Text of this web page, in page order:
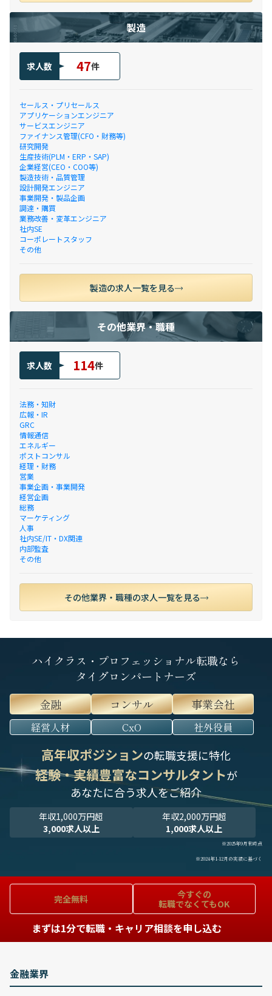
製造
求人数 47件
セールス・プリセールス
アプリケーションエンジニア
サービスエンジニア
ファイナンス管理(CFO・財務等)
研究開発
生産技術(PLM・ERP・SAP)
企業経営(CEO・COO等)
製造技術・品質管理
設計開発エンジニア
事業開発・製品企画
調達・購買
業務改善・変革エンジニア
社内SE
コーポレートスタッフ
その他
製造の求人一覧を見る
その他業界・職種
求人数 114件
法務・知財
広報・IR
GRC
情報通信
エネルギー
ポストコンサル
経理・財務
営業
事業企画・事業開発
経営企画
総務
マーケティング
人事
社内SE/IT・DX関連
内部監査
その他
その他業界・職種の求人一覧を見る
ハイクラス・プロフェッショナル転職なら
タイグロンパートナーズ
金融
コンサル 事業会社
経営人材 CxO 社外役員
高年収ポジションの転職支援に特化
経験・実績豊富なコンサルタントが
あなたに合う求人をご紹介
年収1,000万円超
3,000求人以上
年収2,000万円超
1,000求人以上
※2025年9月末時点
※2024年1-12月の実績に基づく
完全無料
今すぐの
転職でなくてもOK
まずは1分で転職・キャリア相談を申し込む
金融業界